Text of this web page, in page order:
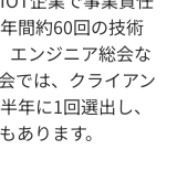
間約60回の技術
エンジニア総会な
では、クライアン
年に1回選出し、
あります。